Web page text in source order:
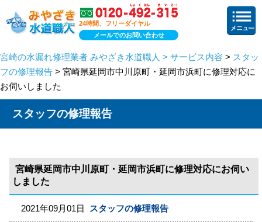
24時間、フリーダイヤル
メールでのお問い合わせ
宮崎の水漏れ修理業者 みやざき水道職人 > サービス内容 > スタッ
フの修理報告 > 宮崎県延岡市中川原町・延岡市浜町に修理対応に
お伺いしました
スタッフの修理報告
宮崎県延岡市中川原町・延岡市浜町に修理対応にお伺い
しました
2021年09月01日 スタッフの修理報告